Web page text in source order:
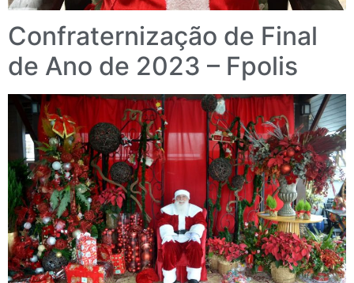
Confraternização de Final
de Ano de 2023 – Fpolis